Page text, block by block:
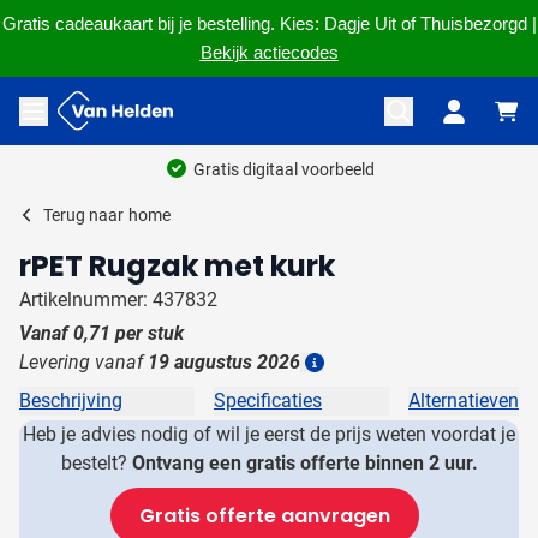
Gratis cadeaukaart bij je bestelling. Kies: Dagje Uit of Thuisbezorgd |
Bekijk actiecodes
Ga naar de inhoud
Menu openen
Gratis digitaal voorbeeld
Terug naar home
rPET Rugzak met kurk
Artikelnummer: 437832
Vanaf0,71 per stuk
Levering vanaf 19 augustus 2026
Beschrijving Specificaties
Alternatieven
Heb je advies nodig of wil je eerst de prijs weten voordat je
bestelt? Ontvang een gratis offerte binnen 2 uur.
Gratis offerte aanvragen